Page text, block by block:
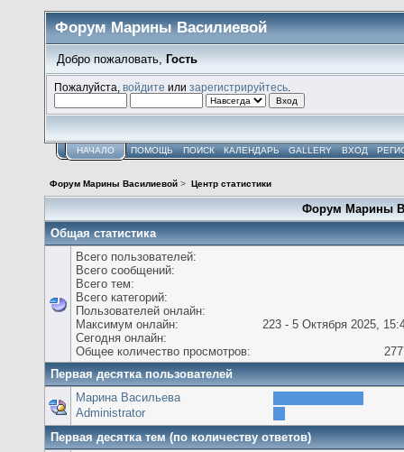
Форум Марины Василиевой
Добро пожаловать, Гость
Пожалуйста,войдите илизарегистрируйтесь
НАЧАЛО ПОМОЩЬ ПОИСК КАЛЕНДАРЬ GALLERY ВХОД
Форум Марины Василиевой > Центр статистики
Форум Марины
Общая статистика
Всего пользователей:
Всего сообщений:
Всего тем:
Всего категорий:
Пользователей онлайн:
Максимум онлайн:
223 - 5 Октября 2025,
Сегодня онлайн:
Общее количество просмотров:
Первая десятка пользователей
Марина Васильева
Administrator
Первая десятка тем (по количеству ответов)